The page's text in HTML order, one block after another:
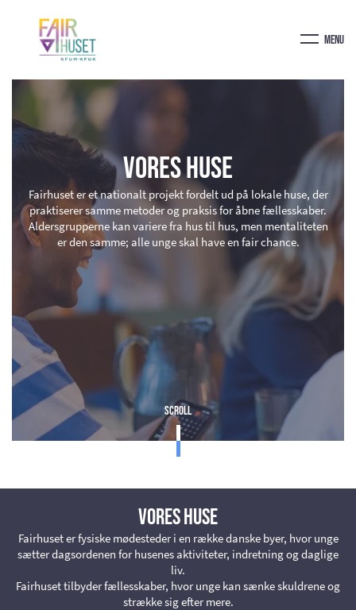
Menu
Vores huse
Fairhuset er et nationalt projekt fordelt ud på lokale huse, der
praktiserer samme metoder og praksis for åbne fællesskaber.
Aldersgrupperne kan variere fra hus til hus, men mentaliteten
er den samme; alle unge skal have en fair chance.
Scroll
Vores huse
Fairhuset er fysiske mødesteder i en række danske byer, hvor unge
sætter dagsordenen for husenes aktiviteter, indretning og daglige
liv.
Fairhuset tilbyder fællesskaber, hvor unge kan sænke skuldrene og
strække sig efter mere.